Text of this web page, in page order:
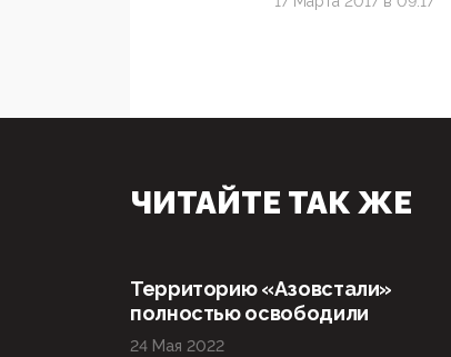
ЧИТАЙТЕ ТАК ЖЕ
Территорию «Азовстали»
полностью освободили
24 Мая 2022